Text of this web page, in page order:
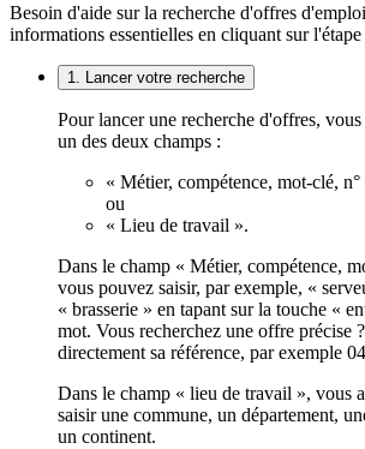
Besoin d'aide sur la recherche d'offres
informations essentielles en cliquant sur
1. Lancer votre recherche
Pour lancer une recherche d'offres,
un des deux champs :
« Métier, compétence, mot-clé,
ou
« Lieu de travail ».
Dans le champ « Métier, compétence,
vous pouvez saisir, par exemple, «
« brasserie » en tapant sur la touche «
mot. Vous recherchez une offre précise
directement sa référence, par exemple
Dans le champ « lieu de travail », vous
saisir une commune, un département,
un continent.